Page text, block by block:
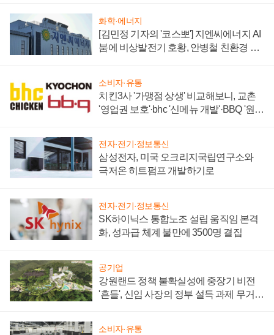
화학·에너지
[김민정 기자의 '코스뽀'] 지엔씨에너지 AI
붐에 비상발전기 호황, 안병철 친환경 에
소비자·유통
치킨3사 '가맹점 상생' 비교해보니, 교촌
'영업권 보호'·bhc '신메뉴 개발'·BBQ '원가
전자·전기·정보통신
삼성전자, 미국 오크리지국립연구소와
극저온 히트펌프 개발하기로
전자·전기·정보통신
SK하이닉스 통합노조 설립 움직임 본격
화, 성과급 체계 불만에 3500명 결집
공기업
강원랜드 정책 불확실성에 중장기 비전
'흔들', 신임 사장의 정부 설득 과제 무거워
소비자·유통